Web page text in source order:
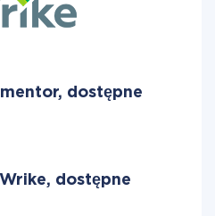
dostępne
dostępne